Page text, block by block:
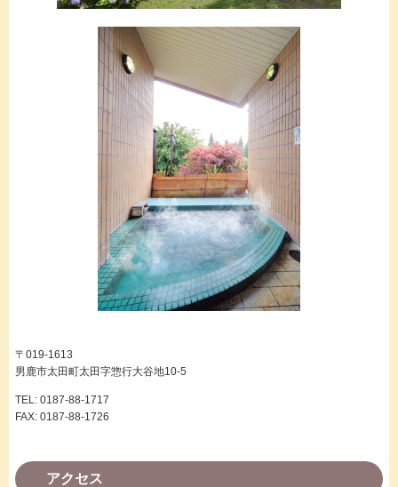
〒019-1613
男鹿市太田町太田字惣行大谷地10-5
TEL: 0187-88-1717
FAX: 0187-88-1726
アクセス